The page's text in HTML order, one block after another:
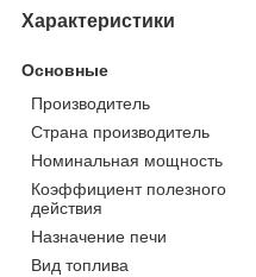
Характеристики
Основные
Производитель
Страна производитель
Номинальная мощность
Коэффициент полезного
действия
Назначение печи
Вид топлива